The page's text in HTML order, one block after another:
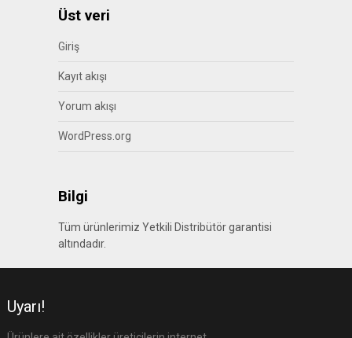
Üst veri
Giriş
Kayıt akışı
Yorum akışı
WordPress.org
Bilgi
Tüm ürünlerimiz Yetkili Distribütör garantisi
altındadır.
Uyarı!